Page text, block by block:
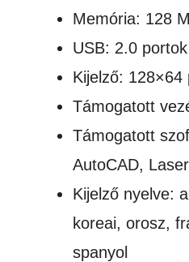
Memória: 128
USB: 2.0 portok
Kijelző: 128×64
Támogatott
Támogatott
AutoCAD,
Kijelző nyelve:
koreai, orosz,
spanyol